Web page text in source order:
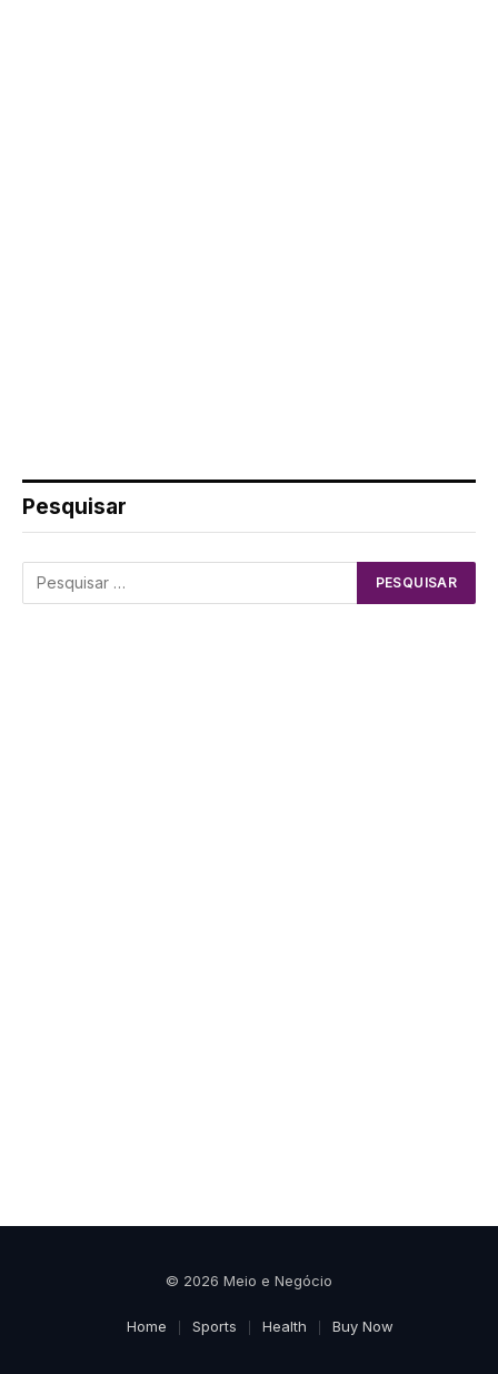
Pesquisar
© 2026 Meio e Negócio
Home Sports Health Buy Now